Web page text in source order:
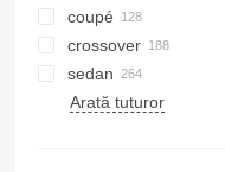
coupé
crossover
sedan
Arată tuturor